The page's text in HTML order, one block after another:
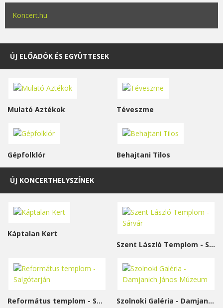
Koncert.hu
ÚJ ELŐADÓK ÉS EGYÜTTESEK
Mulató Aztékok Téveszme
Gépfolklór Behajtani Tilos
ÚJ KONCERTHELYSZÍNEK
Káptalan Kert
Szent László Templom - Sárvár
Református templom - Salgótarján Szolnoki Galéria - Damjanich János Múzeum